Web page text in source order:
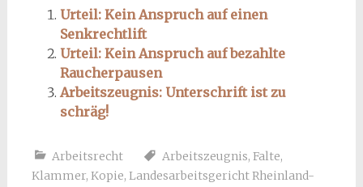
Urteil: Kein Anspruch auf einen
Senkrechtlift
Urteil: Kein Anspruch auf bezahlte
Raucherpausen
Arbeitszeugnis: Unterschrift ist zu
schräg!
Arbeitsrecht Arbeitszeugnis, Falte,
Klammer, Kopie, Landesarbeitsgericht Rheinland-